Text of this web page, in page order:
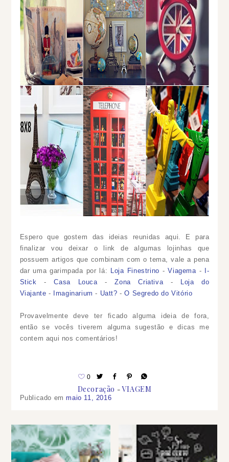
Espero que gostem das ideias reunidas aqui. E para
finalizar vou deixar o link de algumas lojinhas que
possuem artigos que combinam com o tema, vale a pena
dar uma garimpada por lá: Loja Finestrino -Viagema - I-
Stick
-Casa Louca -Zona Criativa - Loja do
Viajante - Imaginarium - Uatt? -O Segredo do Vitório
Provavelmente deve ter ficado alguma ideia de fora,
então se vocês tiverem alguma sugestão e dicas me
contem aqui nos comentários!
0
Decoração VIAGEM
Publicado emmaio 11, 2016